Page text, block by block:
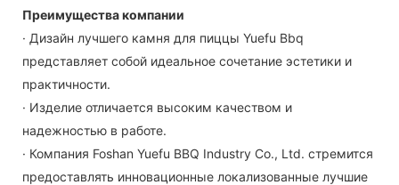
Преимущества компании
· Дизайн лучшего камня для пиццы Yuefu Bbq
представляет собой идеальное сочетание эстетики и
практичности.
· Изделие отличается высоким качеством и
надежностью в работе.
· Компания Foshan Yuefu BBQ Industry Co., Ltd. стремится
предоставлять инновационные локализованные лучшие